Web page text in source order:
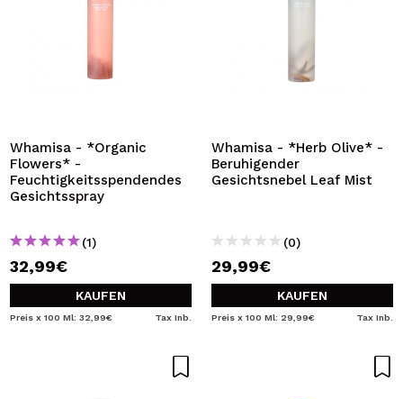
Whamisa - *Organic
Flowers* -
Feuchtigkeitsspendendes
Gesichtsspray
(1)
32,99€
KAUFEN
Preis x 100 Ml: 32,99€ Tax Inb.
Whamisa - *Herb Olive* -
Beruhigender
Gesichtsnebel Leaf Mist
(0)
29,99€
KAUFEN
Preis x 100 Ml: 29,99€ Tax Inb.